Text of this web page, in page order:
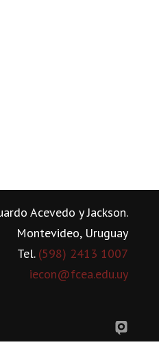
Acevedo y Jackson.
Montevideo, Uruguay
Tel. (598) 2413 1007
iecon@fcea.edu.uy